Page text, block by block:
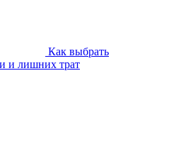
Как выбрать
и лишних трат